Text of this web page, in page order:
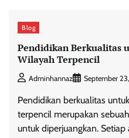
Blog
Pendidikan Berkualitas
Wilayah Terpencil
Adminhannaz September
Pendidikan berkualitas
terpencil merupakan
untuk diperjuangkan.